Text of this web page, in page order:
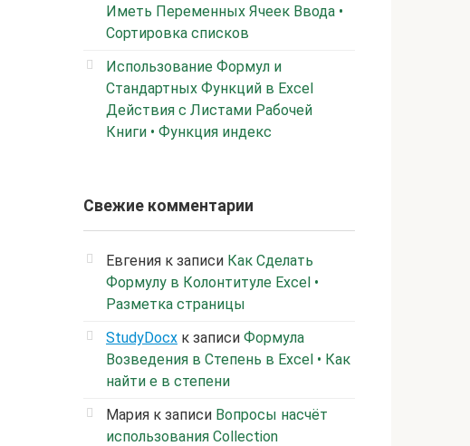
Иметь Переменных Ячеек Ввода •
Сортировка списков
Использование Формул и
Стандартных Функций в Excel
Действия с Листами Рабочей
Книги • Функция индекс
Свежие комментарии
Евгения к записи Как Сделать
Формулу в Колонтитуле Excel •
Разметка страницы
StudyDocx к записи Формула
Возведения в Степень в Excel • Как
найти е в степени
Мария к записи Вопросы насчёт
использования Collection